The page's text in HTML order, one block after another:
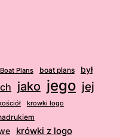
Plans boat plans był
jako jego jej
krowki logo
krówki z logo